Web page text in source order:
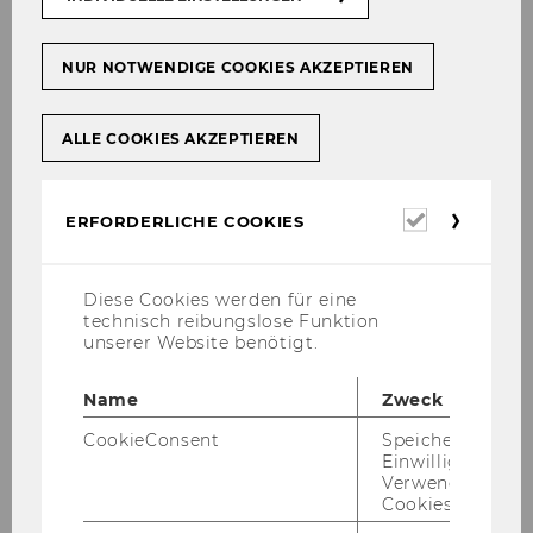
Weeksfin­dest du hier. Für un­se­re Er­in­ne­
Week kannst du dich be­reits
hieran­mel­
den.
Was dich beim WU Mas­ter's
überspringen
NUR NOTWENDIGE COOKIES AKZEPTIEREN
ALLE COOKIES AKZEPTIEREN
ERFORDERLICHE COOKIES
Diese Cookies werden für eine
technisch reibungslose Funktion
unserer Website benötigt.
Name
Zweck
CookieConsent
Speichert Ihre
Einwilligung zur
Verwendung von
Cookies.